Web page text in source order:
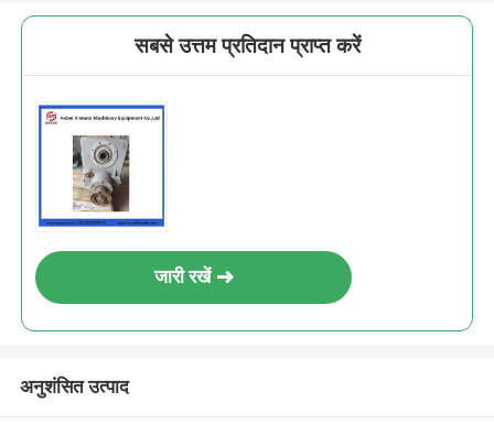
सबसे उत्तम प्रतिदान प्राप्त करें
जारी रखें
अनुशंसित उत्पाद